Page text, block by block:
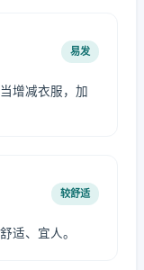
易发
增减衣服，加
较舒适
适、宜人。